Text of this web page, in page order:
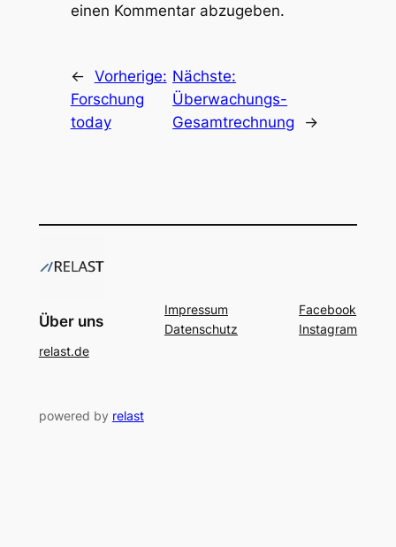
einen Kommentar abzugeben.
← Vorherige:
Forschung
today
Nächste:
Überwachungs-
Gesamtrechnung
→
Über uns
relast.de
Impressum
Datenschutz
Facebook
Instagram
powered by relast